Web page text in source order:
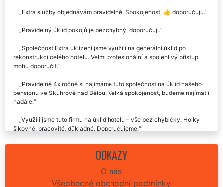
Extra služby objednávám pravidelně. Spokojenost, 👍 doporučuju.
Pravidelný úklid pokojů je bezchybný, doporučuji.
Společnost Extra uklízení jsme využili na generální úklid po
rekonstrukci celého hotelu. Velmi profesionální a spolehlivý přístup,
mohu doporučit.
Pravidelně 4x ročně si najímáme tuto společnost na úklid našeho
pensionu ve Skuhrově nad Bělou. Velká spokojenost, budeme najímat i
nadále.
Využili jsme tuto firmu na úklid hotelu – vše bez chybičky. Holky
šikovné, pracovité, důkladné. Doporučujeme.
ODKAZY
O nás
Všeobecné obchodní podmínky